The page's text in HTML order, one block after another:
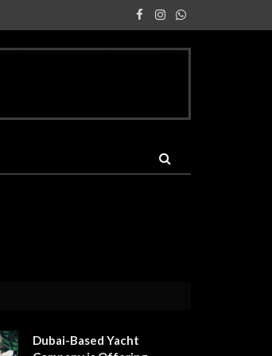
Facebook
InstagramWhatsApp
Dubai-Based Yacht